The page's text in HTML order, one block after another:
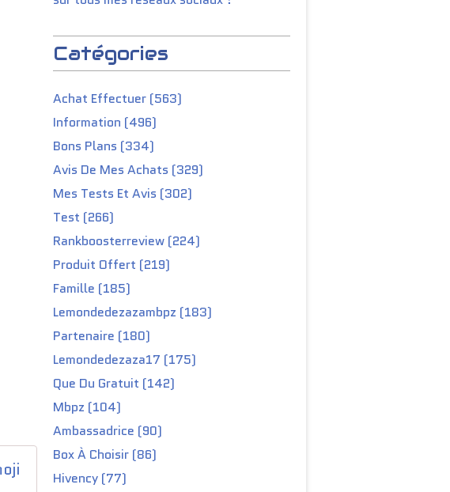
Catégories
Achat Effectuer (563)
Information (496)
Bons Plans (334)
Avis De Mes Achats (329)
Mes Tests Et Avis (302)
Test (266)
Rankboosterreview (224)
Produit Offert (219)
Famille (185)
Lemondedezazambpz (183)
Partenaire (180)
Lemondedezaza17 (175)
Que Du Gratuit (142)
Mbpz (104)
Ambassadrice (90)
Box À Choisir (86)
Hivency (77)